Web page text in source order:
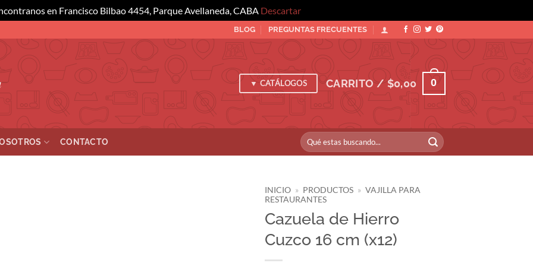
en Francisco Bilbao 4454, Parque Avellaneda, CABA Descartar
BLOG PREGUNTAS FRECUENTES
▼ CATÁLOGOS CARRITO /$0,00 0
CONTACTO
Buscar
por:
INICIO » PRODUCTOS » VAJILLA PARA
RESTAURANTES
Cazuela de Hierro
Cuzco 16 cm (x12)